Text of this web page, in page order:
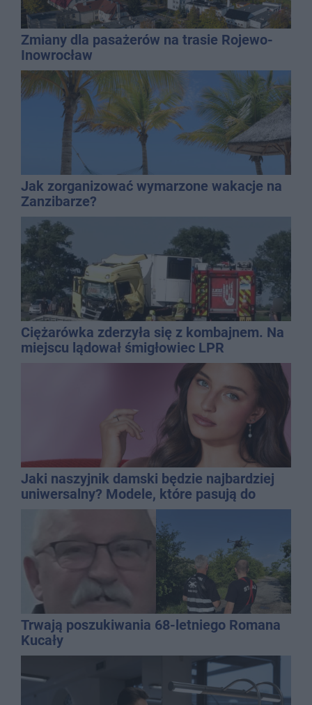
Zmiany dla pasażerów na trasie Rojewo-
Inowrocław
Jak zorganizować wymarzone wakacje na
Zanzibarze?
Ciężarówka zderzyła się z kombajnem. Na
miejscu lądował śmigłowiec LPR
Jaki naszyjnik damski będzie najbardziej
uniwersalny? Modele, które pasują do
wielu stylizacji
Trwają poszukiwania 68-letniego Romana
Kucały